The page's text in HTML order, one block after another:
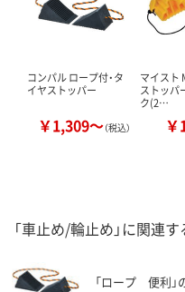
コンパル ロープ付・タ
イヤストッパー
￥1,309～（税込）
マイスト
ストッパ
ク(2…
￥
「車止め/輪止め」に関連
「ロープ 便利」